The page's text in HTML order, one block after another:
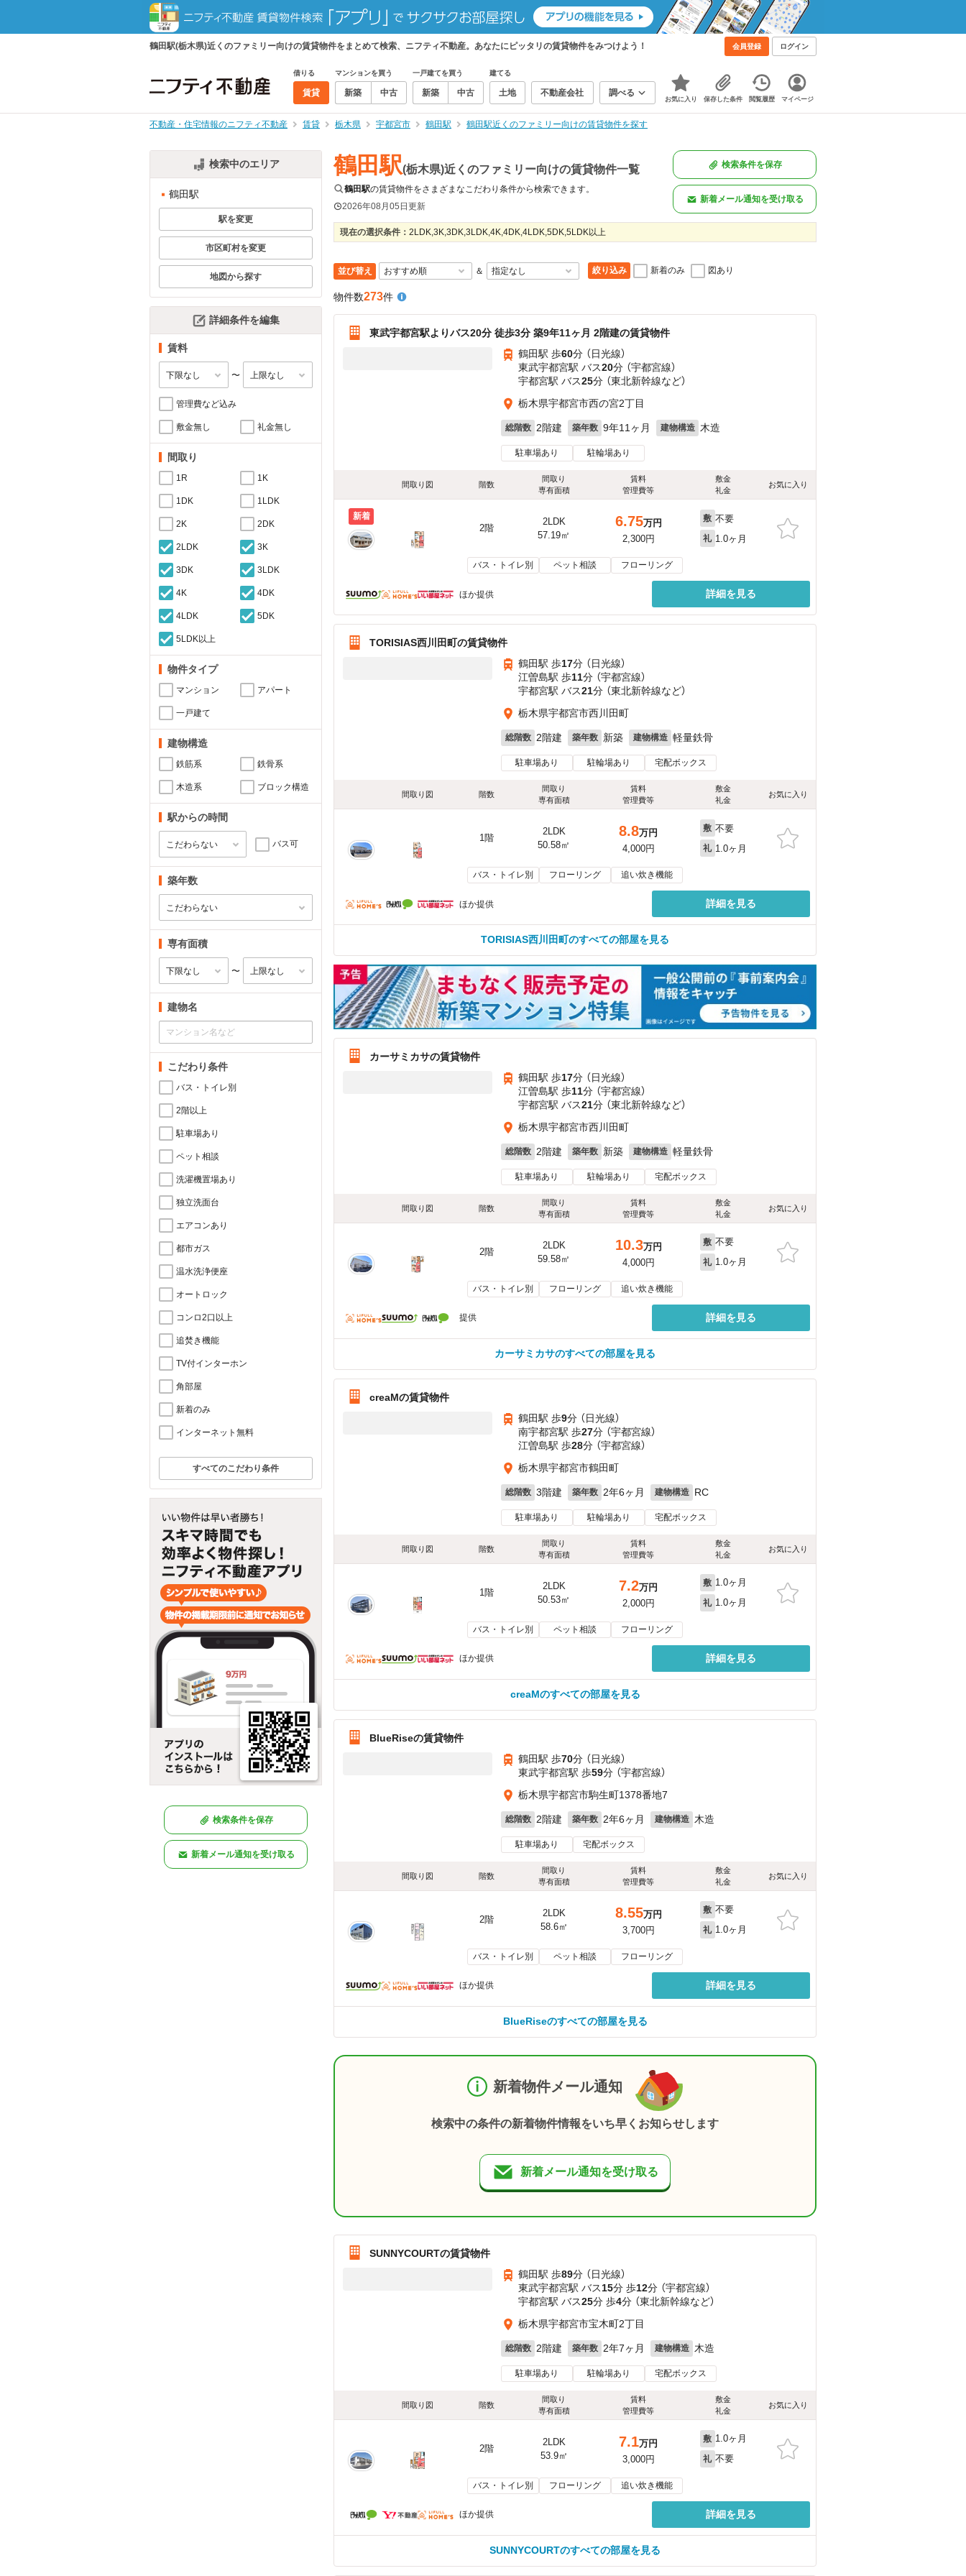
鶴田駅(栃木県)近くのファミリー向けの賃貸物件をまとめて検索、ニフティ不動産。あなたにピッタリの賃貸物件をみつけよう！ 会員登録 ログイン
借りる
賃貸
マンションを買う
新築 中古
一戸建てを買う
新築 中古
建てる
土地 不動産会社 調べる
お気に入り 保存した条件 閲覧履歴 マイページ
不動産・住宅情報のニフティ不動産 賃貸 栃木県 宇都宮市 鶴田駅 鶴田駅近くのファミリー向けの賃貸物件を探す
検索中のエリア
鶴田駅
駅を変更
市区町村を変更
地図から探す
詳細条件を編集
賃料
〜
管理費など込み
敷金無し 礼金無し
間取り
1R 1K
1DK 1LDK
2K 2DK
2LDK 3K
3DK 3LDK
4K 4DK
4LDK 5DK
5LDK以上
物件タイプ
マンション アパート
一戸建て
建物構造
鉄筋系 鉄骨系
木造系 ブロック構造
駅からの時間
バス可
築年数
専有面積
〜
建物名
こだわり条件
バス・トイレ別
2階以上
駐車場あり
ペット相談
洗濯機置場あり
独立洗面台
エアコンあり
都市ガス
温水洗浄便座
オートロック
コンロ2口以上
追焚き機能
TV付インターホン
角部屋
新着のみ
インターネット無料
すべてのこだわり条件
検索条件を保存
新着メール通知を受け取る
鶴田駅(栃木県)近くのファミリー向けの賃貸物件一覧
鶴田駅の賃貸物件をさまざまなこだわり条件から検索できます。
2026年08月05日更新
検索条件を保存
新着メール通知を受け取る
現在の選択条件： 2LDK,3K,3DK,3LDK,4K,4DK,4LDK,5DK,5LDK以上
並び替え ＆ 絞り込み 新着のみ 図あり
物件数273件
東武宇都宮駅よりバス20分 徒歩3分 築9年11ヶ月 2階建の賃貸物件
鶴田駅 歩60分 （日光線）
東武宇都宮駅 バス20分 （宇都宮線）
宇都宮駅 バス25分 （東北新幹線など）
栃木県宇都宮市西の宮2丁目
総階数 2階建 築年数 9年11ヶ月 建物構造 木造
駐車場あり 駐輪場あり
間取り図 階数
間取り
専有面積
賃料
管理費等
敷金
礼金
お気に入り
新着
2階
2LDK
57.19㎡
6.75万円
2,300円
敷 不要
礼 1.0ヶ月
バス・トイレ別 ペット相談 フローリング
ほか提供 詳細を見る
TORISIAS西川田町の賃貸物件
鶴田駅 歩17分 （日光線）
江曽島駅 歩11分 （宇都宮線）
宇都宮駅 バス21分 （東北新幹線など）
栃木県宇都宮市西川田町
総階数 2階建 築年数 新築 建物構造 軽量鉄骨
駐車場あり 駐輪場あり 宅配ボックス
間取り図 階数
間取り
専有面積
賃料
管理費等
敷金
礼金
お気に入り
1階
2LDK
50.58㎡
8.8万円
4,000円
敷 不要
礼 1.0ヶ月
バス・トイレ別 フローリング 追い炊き機能
ほか提供 詳細を見る
TORISIAS西川田町のすべての部屋を見る
カーサミカサの賃貸物件
鶴田駅 歩17分 （日光線）
江曽島駅 歩11分 （宇都宮線）
宇都宮駅 バス21分 （東北新幹線など）
栃木県宇都宮市西川田町
総階数 2階建 築年数 新築 建物構造 軽量鉄骨
駐車場あり 駐輪場あり 宅配ボックス
間取り図 階数
間取り
専有面積
賃料
管理費等
敷金
礼金
お気に入り
2階
2LDK
59.58㎡
10.3万円
4,000円
敷 不要
礼 1.0ヶ月
バス・トイレ別 フローリング 追い炊き機能
提供 詳細を見る
カーサミカサのすべての部屋を見る
creaMの賃貸物件
鶴田駅 歩9分 （日光線）
南宇都宮駅 歩27分 （宇都宮線）
江曽島駅 歩28分 （宇都宮線）
栃木県宇都宮市鶴田町
総階数 3階建 築年数 2年6ヶ月 建物構造 RC
駐車場あり 駐輪場あり 宅配ボックス
間取り図 階数
間取り
専有面積
賃料
管理費等
敷金
礼金
お気に入り
1階
2LDK
50.53㎡
7.2万円
2,000円
敷 1.0ヶ月
礼 1.0ヶ月
バス・トイレ別 ペット相談 フローリング
ほか提供 詳細を見る
creaMのすべての部屋を見る
BlueRiseの賃貸物件
鶴田駅 歩70分 （日光線）
東武宇都宮駅 歩59分 （宇都宮線）
栃木県宇都宮市駒生町1378番地7
総階数 2階建 築年数 2年6ヶ月 建物構造 木造
駐車場あり 宅配ボックス
間取り図 階数
間取り
専有面積
賃料
管理費等
敷金
礼金
お気に入り
2階
2LDK
58.6㎡
8.55万円
3,700円
敷 不要
礼 1.0ヶ月
バス・トイレ別 ペット相談 フローリング
ほか提供 詳細を見る
BlueRiseのすべての部屋を見る
新着物件メール通知
検索中の条件の新着物件情報をいち早くお知らせします
新着メール通知を受け取る
SUNNYCOURTの賃貸物件
鶴田駅 歩89分 （日光線）
東武宇都宮駅 バス15分 歩12分 （宇都宮線）
宇都宮駅 バス25分 歩4分 （東北新幹線など）
栃木県宇都宮市宝木町2丁目
総階数 2階建 築年数 2年7ヶ月 建物構造 木造
駐車場あり 駐輪場あり 宅配ボックス
間取り図 階数
間取り
専有面積
賃料
管理費等
敷金
礼金
お気に入り
2階
2LDK
53.9㎡
7.1万円
3,000円
敷 1.0ヶ月
礼 不要
バス・トイレ別 フローリング 追い炊き機能
ほか提供 詳細を見る
SUNNYCOURTのすべての部屋を見る